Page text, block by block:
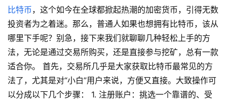
比特币，这个如今在全球都掀起热潮的加密货币，引得无数
投资者为之着迷。那么，普通人如果也想拥有比特币，该从
哪里下手呢？别急，接下来我们就聊聊几种轻松上手的方
法，无论是通过交易所购买，还是直接参与挖矿，总有一款
适合你。 首先，交易所几乎是大家获取比特币最常见的方
法了，尤其是对“小白”用户来说，方便又直接。大致操作可
以分成以下几个步骤： 1. 注册账户：挑选一个靠谱的、受